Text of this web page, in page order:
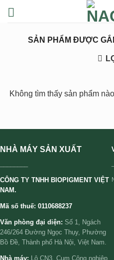
đến
SẢN PHẨM ĐƯỢC
Không tìm thấy sản phẩm
NHÀ MÁY SẢN XUẤT
CÔNG TY TNHH BIOPIGMENT VIỆT
NAM.
Mã số thuế: 0110688237
Văn phòng đại diện: Số 1, Ngách
246/264 Đường Ngọc Thụy, Phường
Bồ Đề, Thành phố Hà Nội, Việt Nam.
Nhà máy: Lô CN3, Cụm Công nghiệp